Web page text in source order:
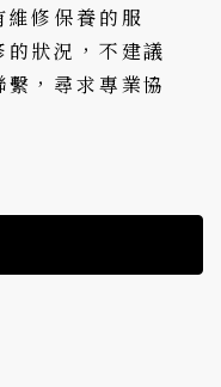
修保養的服
狀況，不建議
，尋求專業協